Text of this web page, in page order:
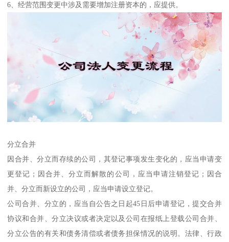
6、经营范围变更中涉及需要增加注册资本的，应提供。
分立合并
因合并、分立而存续的公司，其登记事项发生变化的，应当申请变
更登记；因合并、分立而解散的公司，应当申请注销登记；因合
并、分立而新设立的公司，应当申请设立登记。
公司合并、分立的，应当自公告之日起45日后申请登记，提交合并
协议和合并、分立决议或者决定以及公司在报纸上登载公司合并、
分立公告的有关和债务清偿或者债务担保情况的说明。法律、行政